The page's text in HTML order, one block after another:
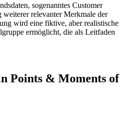
sogenanntes Customer
relevanter Merkmale der
wird eine fiktive, aber realistische
ermöglicht, die als Leitfaden
Points & Moments of